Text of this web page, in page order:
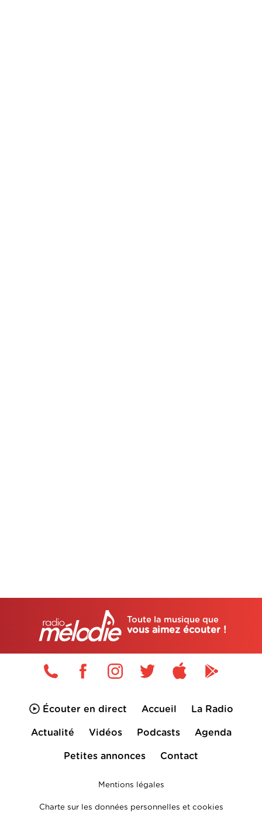
Toute la musique que
vous aimez écouter !
Écouter en direct Accueil La Radio
Actualité Vidéos Podcasts Agenda
Petites annonces Contact
Mentions légales
Charte sur les données personnelles et cookies